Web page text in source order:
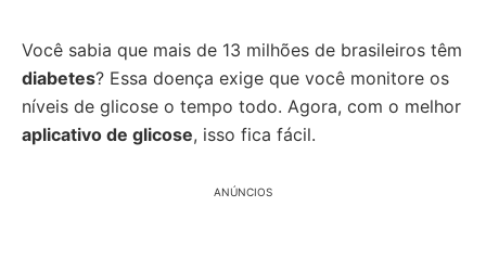
Você sabia que mais de 13 milhões de brasileiros têm
diabetes? Essa doença exige que você monitore os
níveis de glicose o tempo todo. Agora, com o melhor
aplicativo de glicose, isso fica fácil.
ANÚNCIOS